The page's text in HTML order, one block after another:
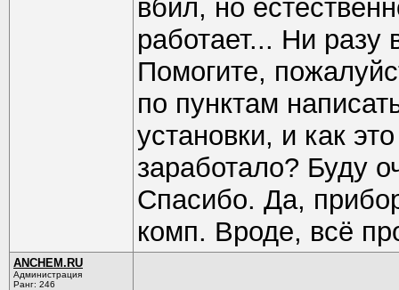
вбил, но
работает... Ни разу
Помогите,
по пунктам
установки, и как
заработало? Буду
Спасибо. Да,
комп. Вроде, всё
ANCHEM.RU
Администрация
Ранг: 246